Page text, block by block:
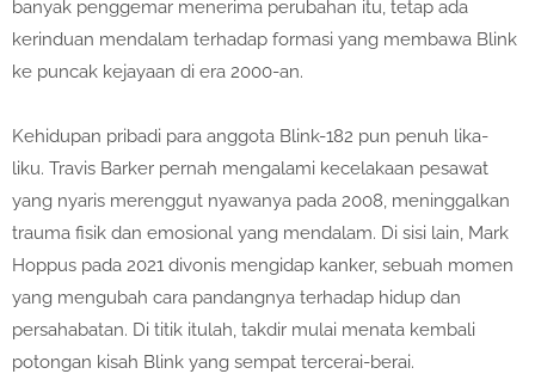
banyak penggemar menerima perubahan itu, tetap ada
kerinduan mendalam terhadap formasi yang membawa Blink
ke puncak kejayaan di era 2000-an.
Kehidupan pribadi para anggota Blink-182 pun penuh lika-
liku. Travis Barker pernah mengalami kecelakaan pesawat
yang nyaris merenggut nyawanya pada 2008, meninggalkan
trauma fisik dan emosional yang mendalam. Di sisi lain, Mark
Hoppus pada 2021 divonis mengidap kanker, sebuah momen
yang mengubah cara pandangnya terhadap hidup dan
persahabatan. Di titik itulah, takdir mulai menata kembali
potongan kisah Blink yang sempat tercerai-berai.